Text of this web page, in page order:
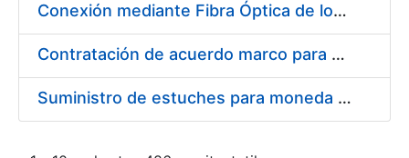
Conexión mediante Fibra Óptica de los Centros de Proceso de Datos (CPDs) de las sedes de la FNMT-RCM de Burgos y Madrid
Contratación de acuerdo marco para el Suministro de Material de Electricidad para la Fábrica Nacional de Moneda y Timbre-Real Casa de la Moneda en su centro de trabajo de Burgos
Suministro de estuches para moneda de 30 €